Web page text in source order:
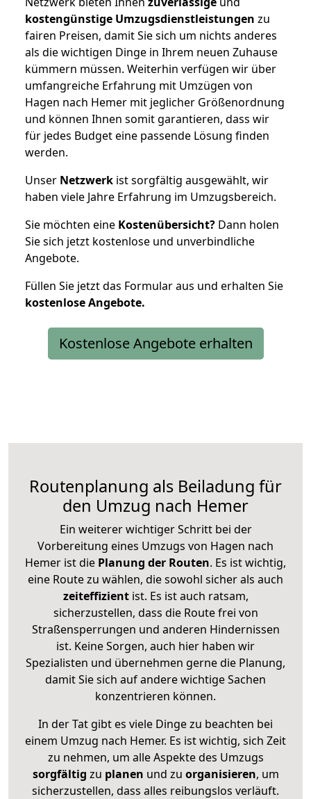
kostengünstige Umzugsdienstleistungen zu
fairen Preisen, damit Sie sich um nichts anderes
als die wichtigen Dinge in Ihrem neuen Zuhause
kümmern müssen. Weiterhin verfügen wir über
umfangreiche Erfahrung mit Umzügen von
Hagen nach Hemer mit jeglicher Größenordnung
und können Ihnen somit garantieren, dass wir
für jedes Budget eine passende Lösung finden
werden.
Unser Netzwerk ist sorgfältig ausgewählt, wir
haben viele Jahre Erfahrung im Umzugsbereich.
Sie möchten eine Kostenübersicht? Dann holen
Sie sich jetzt kostenlose und unverbindliche
Angebote.
Füllen Sie jetzt das Formular aus und erhalten Sie
kostenloseAngebote.
Kostenlose Angebote erhalten
Routenplanung als Beiladung für
den Umzug nach Hemer
Ein weiterer wichtiger Schritt bei der
Vorbereitung eines Umzugs von Hagen nach
Hemer ist die Planung der Routen. Es ist wichtig,
eine Route zu wählen, die sowohl sicher als auch
zeiteffizientist. Es ist auch ratsam,
sicherzustellen, dass die Route frei von
Straßensperrungen und anderen Hindernissen
ist. Keine Sorgen, auch hier haben wir
Spezialisten und übernehmen gerne die Planung,
damit Sie sich auf andere wichtige Sachen
konzentrieren können.
In der Tat gibt es viele Dinge zu beachten bei
einem Umzug nach Hemer. Es ist wichtig, sich Zeit
zu nehmen, um alle Aspekte des Umzugs
sorgfältig zu planen und zu organisieren, um
sicherzustellen, dass alles reibungslos verläuft.